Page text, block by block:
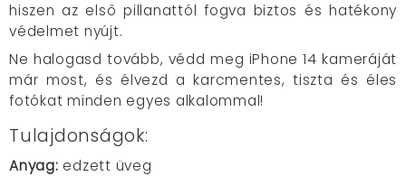
hiszen az első pillanattól fogva biztos és hatékony
védelmet nyújt.
Ne halogasd tovább, védd meg iPhone 14 kameráját
már most, és élvezd a karcmentes, tiszta és éles
fotókat minden egyes alkalommal!
Tulajdonságok:
Anyag: edzett üveg